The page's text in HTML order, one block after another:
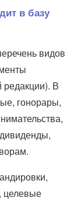
в базу
видов
В
гонорары,
целевые